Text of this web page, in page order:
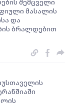
შემცველი
მასალის
და
ბრალდებით